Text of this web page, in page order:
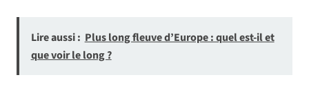
Lire aussi : Plus long fleuve d’Europe : quel est-il et
que voir le long ?